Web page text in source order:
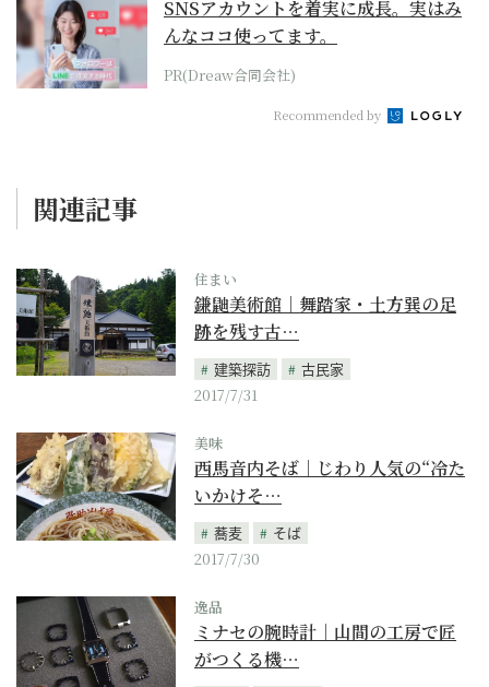
SNSアカウントを着実に成長。実はみ
んなココ使ってます。
PR(Dreaw合同会社)
Recommended by
関連記事
住まい
鎌鼬美術館｜舞踏家・土方巽の足
跡を残す古…
建築探訪
古民家
2017/7/31
美味
西馬音内そば｜じわり人気の“冷た
いかけそ…
蕎麦
そば
2017/7/30
逸品
ミナセの腕時計｜山間の工房で匠
がつくる機…